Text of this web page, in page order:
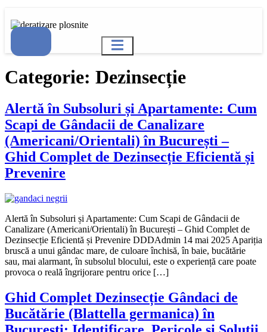
Categorie: Dezinsecție
Alertă în Subsoluri și Apartamente: Cum
Scapi de Gândacii de Canalizare
(Americani/Orientali) în București –
Ghid Complet de Dezinsecție Eficientă și
Prevenire
Alertă în Subsoluri și Apartamente: Cum Scapi de Gândacii de
Canalizare (Americani/Orientali) în București – Ghid Complet de
Dezinsecție Eficientă și Prevenire DDDAdmin 14 mai 2025 Apariția
bruscă a unui gândac mare, de culoare închisă, în baie, bucătărie
sau, mai alarmant, în subsolul blocului, este o experiență care poate
provoca o reală îngrijorare pentru orice […]
Ghid Complet Dezinsecție Gândaci de
Bucătărie (Blattella germanica) în